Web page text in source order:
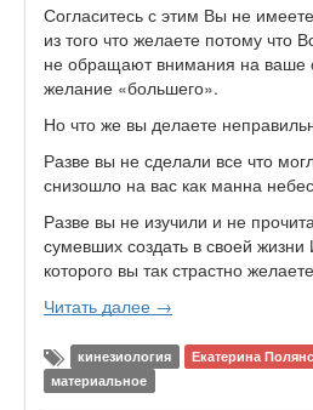
Согласитесь с этим Вы не
из того что желаете потому что
не обращают внимания на ваше
желание «большего».
Но что же вы делаете
Разве вы не сделали все что
снизошло на вас как манна
Разве вы не изучили и не
сумевших создать в своей жизни
которого вы так страстно
Читать далее →
кинезиология Екатерина
материальное